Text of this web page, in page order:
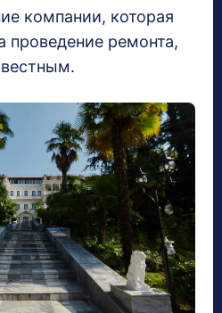
компании, которая
проведение ремонта,